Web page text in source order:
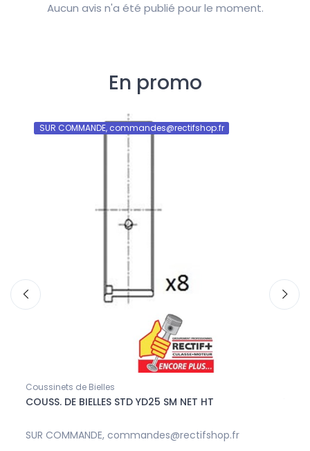
Aucun avis n'a été publié pour le moment.
En promo
SUR COMMANDE, commandes@rectifshop.fr
Coussinets de Bielles
COUSS. DE BIELLES STD YD25 SM NET HT
SUR COMMANDE, commandes@rectifshop.fr